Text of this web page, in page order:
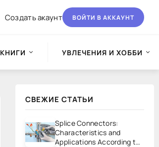
Создать акаунт ВОЙТИ В АККАУНТ
КНИГИ УВЛЕЧЕНИЯ И ХОББИ
СВЕЖИЕ СТАТЬИ
Splice Connectors:
Characteristics and
Applications According to